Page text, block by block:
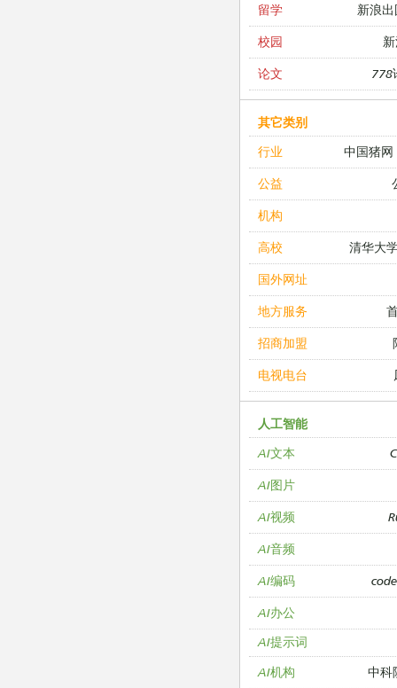
留学 新浪
校园
论文 778
其它类别
行业
中国猪网
公益
机构
高校 清华大
国外网址
地方服务
招商加盟
电视电台
人工智能
AI文本
AI图片
AI视频
AI音频
AI编码
AI办公
AI提示词
AI机构
中科